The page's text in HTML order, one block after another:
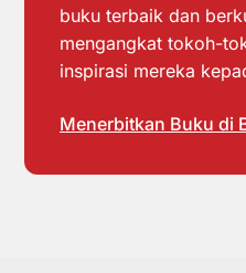
buku terbaik dan
mengangkat tokoh-
inspirasi mereka
Menerbitkan Buku di